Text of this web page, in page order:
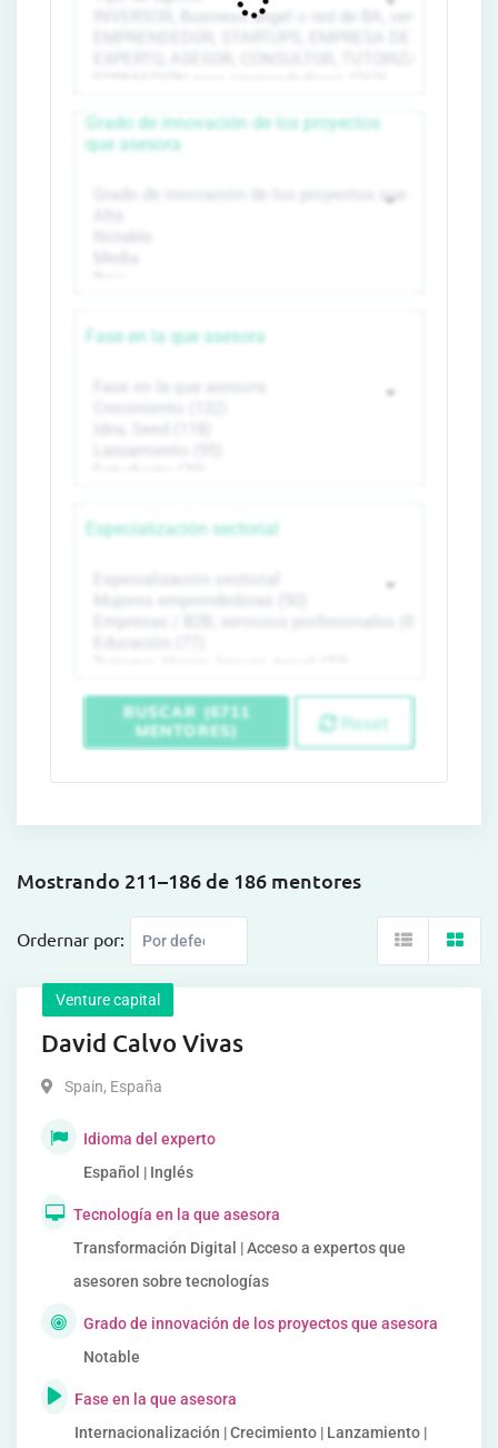
Grado de innovación de los proyectos
que asesora
Fase en la que asesora
Especialización sectorial
BUSCAR (6711
MENTORES)
Reset
Mostrando 211–186 de 186 mentores
Ordernar por:
Venture capital
David Calvo Vivas
Spain, España
Idioma del experto
Español | Inglés
Tecnología en la que asesora
Transformación Digital | Acceso a expertos que
asesoren sobre tecnologías
Grado de innovación de los proyectos que asesora
Notable
Fase en la que asesora
Internacionalización | Crecimiento | Lanzamiento |